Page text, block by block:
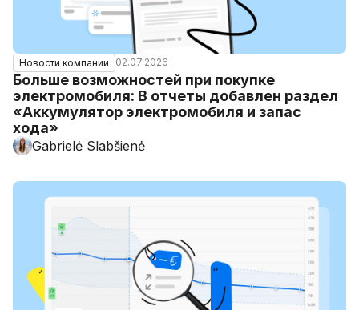
Новости компании 02.07.2026
Больше возможностей при покупке
электромобиля: В отчеты добавлен раздел
«Аккумулятор электромобиля и запас
хода»
Gabrielė Slabšienė